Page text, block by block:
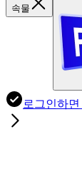
속물
로그인하면